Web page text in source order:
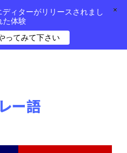
ー語
ィターがリリースされまし
た体験
ってみて下さい
×